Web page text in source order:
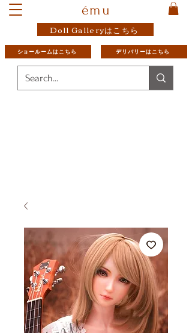
ému
Doll Galleryはこちら
ショールームはこちら デリバリーはこちら